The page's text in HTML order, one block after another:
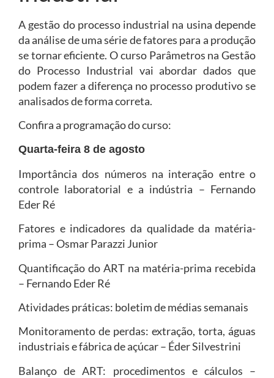
A gestão do processo industrial na usina depende
da análise de uma série de fatores para a produção
se tornar eficiente. O curso Parâmetros na Gestão
do Processo Industrial vai abordar dados que
podem fazer a diferença no processo produtivo se
analisados de forma correta.
Confira a programação do curso:
Quarta-feira 8 de agosto
Importância dos números na interação entre o
controle laboratorial e a indústria – Fernando
Eder Ré
Fatores e indicadores da qualidade da matéria-
prima – Osmar Parazzi Junior
Quantificação do ART na matéria-prima recebida
– Fernando Eder Ré
Atividades práticas: boletim de médias semanais
Monitoramento de perdas: extração, torta, águas
industriais e fábrica de açúcar – Éder Silvestrini
Balanço de ART: procedimentos e cálculos –